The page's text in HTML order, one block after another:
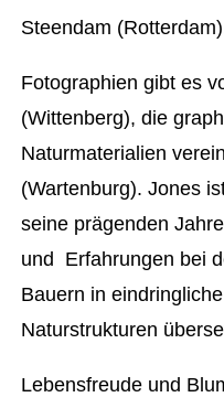
Steendam
Fotographien gibt es
(Wittenberg), die
Naturmaterialien
(Wartenburg). Jones
seine prägenden
und Erfahrungen bei
Bauern in
Naturstrukturen
Lebensfreude und